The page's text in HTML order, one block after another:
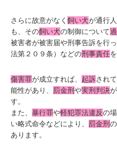
さらに故意がなく飼い犬が通行
も、その飼い犬の制御について
被害者が被害届や刑事告訴を行
法第２０９条）などの刑事責任
傷害罪が成立すれば、 起訴され
能性があり、罰金刑や実刑判決
す。
また、暴行罪や軽犯罪法違反の
い略式命令などにより、罰金刑
あります。